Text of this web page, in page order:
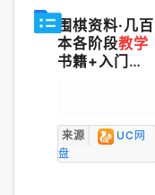
围棋资料·几百
本各阶段教学
书籍+入门 教
来源
UC网
盘